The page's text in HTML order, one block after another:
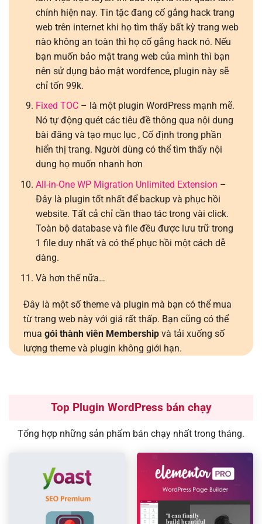
chính hiện nay. Tin tặc đang cố gắng hack trang
web trên internet khi họ tìm thấy bất kỳ trang web
nào không an toàn thì họ cố gắng hack nó. Nếu
bạn muốn bảo mật trang web của mình thì bạn
nên sử dụng bảo mật wordfence, plugin này sẽ
chỉ tốn 99k.
Fixed TOC– là một plugin WordPress mạnh mẽ.
Nó tự động quét các tiêu đề thông qua nội dung
bài đăng và tạo mục lục , Cố định trong phần
hiển thị trang. Người dùng có thể tìm thấy nội
dung họ muốn nhanh hơn
All-in-One WP Migration Unlimited Extension –
Đây là plugin tốt nhất để backup và phục hồi
website. Tất cả chỉ cần thao tác trong vài click.
Toàn bộ database và file đều được lưu trữ trong
1 file duy nhất và có thể phục hồi một cách dễ
dàng.
Và hơn thế nữa…
Đây là một số theme và plugin mà bạn có thể mua
từ trang web này với giá rất thấp. Bạn cũng có thể
mua gói thành viên Membership và tải xuống số
lượng theme và plugin không giới hạn.
Top Plugin WordPress bán chạy
Tổng hợp những sản phẩm bán chạy nhất trong tháng.